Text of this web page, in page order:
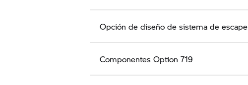
Opción de diseño de sistema de escape
Componentes Option 719